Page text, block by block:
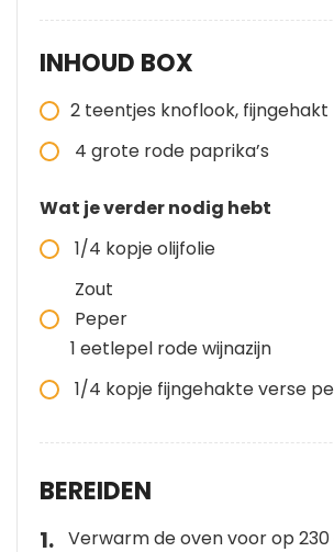
INHOUD BOX
2 teentjes knoflook, fijngehakt
4 grote rode paprika’s
Wat je verder nodig hebt
1/4 kopje olijfolie
Zout
Peper
1 eetlepel rode wijnazijn
1/4 kopje fijngehakte verse
BEREIDEN
Verwarm de oven voor op